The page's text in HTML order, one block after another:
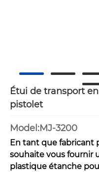
Étui de transport
pistolet
Model:MJ-3200
En tant que fabricant
souhaite vous fournir
plastique étanche